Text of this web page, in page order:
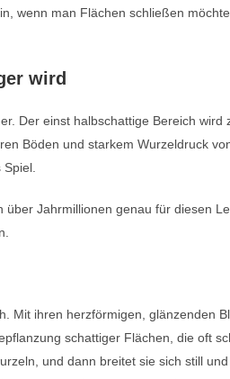
wenn man Flächen schließen
wird
Der einst halbschattige Bereich
Böden und starkem Wurzeldruck
über Jahrmillionen genau für diesen
Mit ihren herzförmigen, glänzenden
schattiger Flächen, die oft
und dann breitet sie sich still